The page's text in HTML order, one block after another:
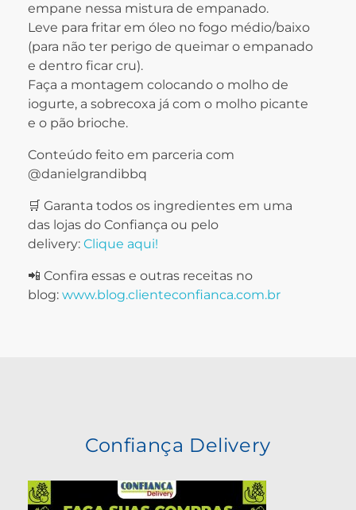
empane nessa mistura de empanado.
Leve para fritar em óleo no fogo médio/baixo
(para não ter perigo de queimar o empanado
e dentro ficar cru).
Faça a montagem colocando o molho de
iogurte, a sobrecoxa já com o molho picante
e o pão brioche.
Conteúdo feito em parceria com
@danielgrandibbq
🛒 Garanta todos os ingredientes em uma
das lojas do Confiança ou pelo
delivery: Clique aqui!
📲 Confira essas e outras receitas no
blog: www.blog.clienteconfianca.com.br
Confiança Delivery